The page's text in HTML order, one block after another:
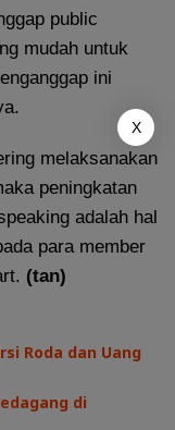
public
mudah untuk
ini
melaksanakan
peningkatan
adalah hal
para member
(tan)
Roda dan Uang
di
X